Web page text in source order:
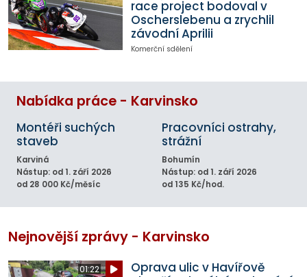
race project bodoval v
Oscherslebenu a zrychlil
závodní Aprilii
Komerční sdělení
Nabídka práce - Karvinsko
Montéři suchých
staveb
Karviná
Nástup: od 1. září 2026
od 28 000 Kč/měsíc
Pracovníci ostrahy,
strážní
Bohumín
Nástup: od 1. září 2026
od 135 Kč/hod.
Nejnovější zprávy - Karvinsko
01:22
Oprava ulic v Havířově